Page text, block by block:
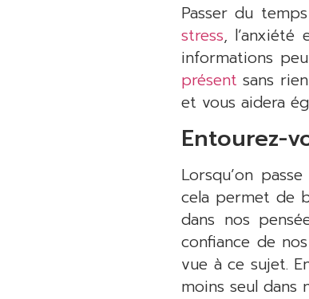
Passer du
stress, l’anxiété
informations
présent sans
et vous aidera
Entourez-
Lorsqu’on
cela permet de
dans nos
confiance de
vue à ce sujet.
moins seul dans